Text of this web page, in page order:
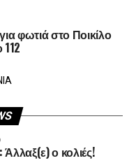
φωτιά στο Ποικίλο
Άλλαξ(ε) ο κολιές!